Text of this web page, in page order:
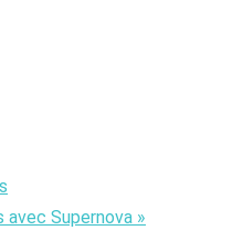
avec Supernova »